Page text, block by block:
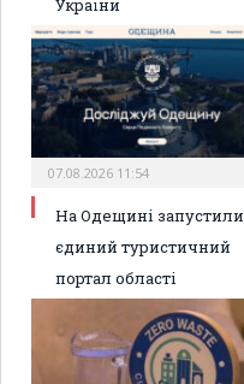
України
07.08.2026 11:54
На Одещині запустили
єдиний туристичний
портал області